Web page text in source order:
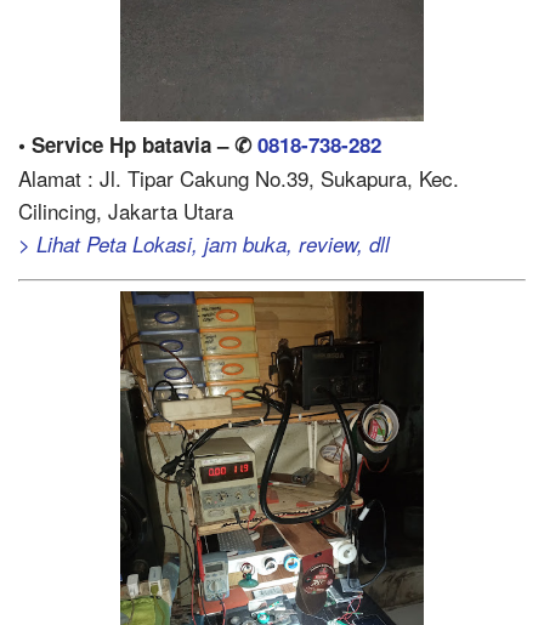
• Service Hp batavia – ✆0818-738-282
Alamat : Jl. Tipar Cakung No.39, Sukapura, Kec.
Cilincing, Jakarta Utara
> Lihat Peta Lokasi, jam buka, review, dll